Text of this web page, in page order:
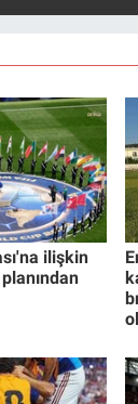
ilişkin
planından